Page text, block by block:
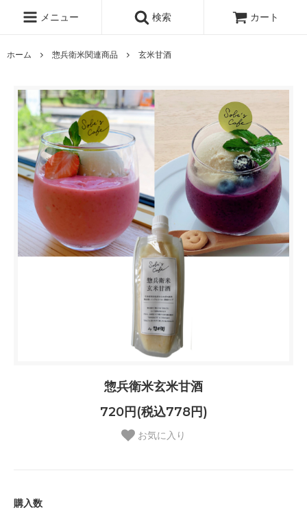
メニュー 検索 カート
ホーム 惣兵衛米関連商品 玄米甘酒
惣兵衛米玄米甘酒
720円(税込778円)
お気に入り
購入数